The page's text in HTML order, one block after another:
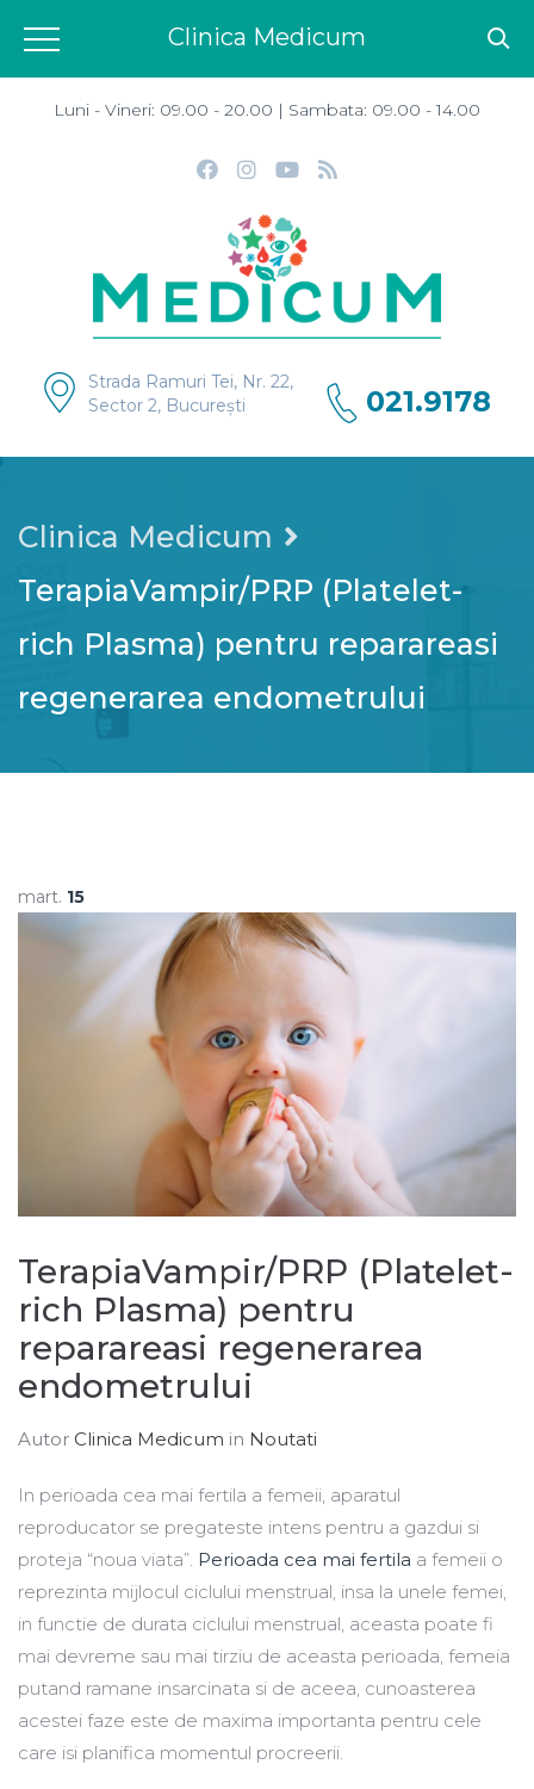
Luni - Vineri: 09.00 - 20.00 | Sambata: 09.00 - 14.00
Strada Ramuri Tei, Nr. 22,
Sector 2, București
021.9178
Clinica Medicum
TerapiaVampir/PRP (Platelet-
rich Plasma) pentru reparareasi
regenerarea endometrului
mart. 15
TerapiaVampir/PRP (Platelet-
rich Plasma) pentru
reparareasi regenerarea
endometrului
Autor Clinica Medicum in Noutati
In perioada cea mai fertila a femeii, aparatul
reproducator se pregateste intens pentru a gazdui si
proteja “noua viata”. Perioada cea mai fertila a femeii o
reprezinta mijlocul ciclului menstrual, insa la unele femei,
in functie de durata ciclului menstrual, aceasta poate fi
mai devreme sau mai tirziu de aceasta perioada, femeia
putand ramane insarcinata si de aceea, cunoasterea
acestei faze este de maxima importanta pentru cele
care isi planifica momentul procreerii.
Clinica Medicum